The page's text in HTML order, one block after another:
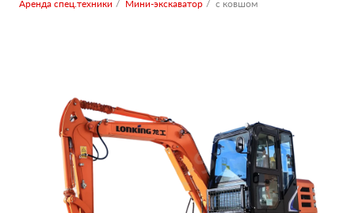
Аренда спец.техники Мини-экскаватор с ковшом